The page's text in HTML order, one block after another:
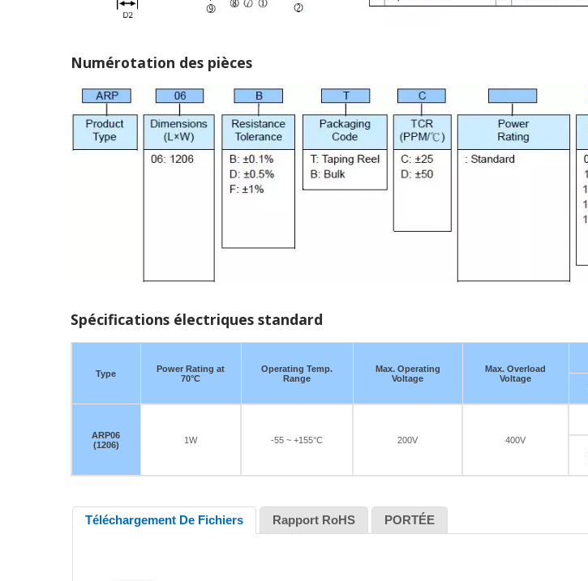
Numérotation des pièces
Spécifications électriques standard
Type
Power Rating at
70°C
Operating Temp.
Range
Max. Operating
Voltage
Max. Overload
Voltage
ARP06
(1206)
1W -55 ~ +155°C 200V 400V
Téléchargement De Fichiers Rapport RoHS PORTÉE